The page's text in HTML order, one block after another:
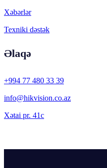
Xəbərlər
Texniki dəstək
Əlaqə
+994 77 480 33 39
info@hikvision.co.az
Xətai pr. 41c